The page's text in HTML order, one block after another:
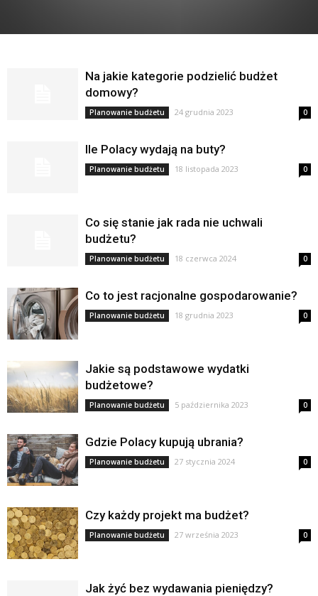
Na jakie kategorie podzielić budżet
domowy?
Planowanie budżetu 24 grudnia 2023 0
Ile Polacy wydają na buty?
Planowanie budżetu 18 listopada 2023 0
Co się stanie jak rada nie uchwali
budżetu?
Planowanie budżetu 18 czerwca 2024 0
Co to jest racjonalne gospodarowanie?
Planowanie budżetu 18 grudnia 2023 0
Jakie są podstawowe wydatki
budżetowe?
Planowanie budżetu 5 października 2023 0
Gdzie Polacy kupują ubrania?
Planowanie budżetu 27 stycznia 2024 0
Czy każdy projekt ma budżet?
Planowanie budżetu 27 września 2023 0
Jak żyć bez wydawania pieniędzy?